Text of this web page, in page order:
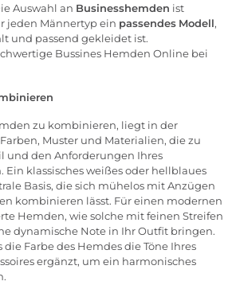
Auswahl an Businesshemden ist
jeden Männertyp ein passendes Modell,
und passend gekleidet ist.
Bussines Hemden Online bei
zu kombinieren, liegt in der
Muster und Materialien, die zu
und den Anforderungen Ihres
Ein klassisches weißes oder hellblaues
Basis, die sich mühelos mit Anzügen
kombinieren lässt. Für einen modernen
Hemden, wie solche mit feinen Streifen
dynamische Note in Ihr Outfit bringen.
die Farbe des Hemdes die Töne Ihres
ergänzt, um ein harmonisches